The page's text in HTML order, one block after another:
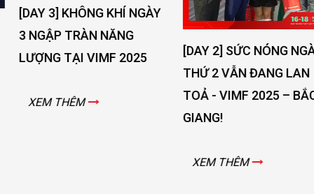
[DAY 3] KHÔNG KHÍ NGÀY
3 NGẬP TRÀN NĂNG
LƯỢNG TẠI VIMF 2025
XEM THÊM
[DAY 2] SỨC NÓNG NGÀY
THỨ 2 VẪN ĐANG LAN
TOẢ - VIMF 2025 – BẮC
GIANG!
XEM THÊM